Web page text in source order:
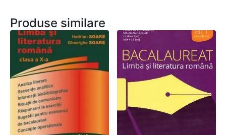
Produse similare